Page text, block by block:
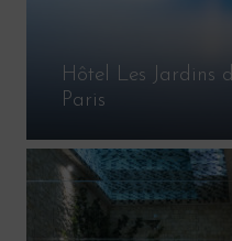
Hôtel Les Jardins
Paris